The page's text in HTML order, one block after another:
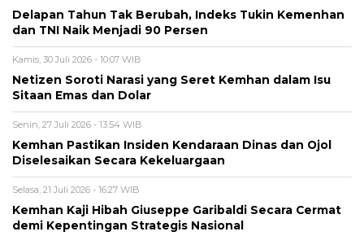
Delapan Tahun Tak Berubah, Indeks Tukin Kemenhan
dan TNI Naik Menjadi 90 Persen
Kamis, 30 Juli 2026 - 10:07 WIB
Netizen Soroti Narasi yang Seret Kemhan dalam Isu
Sitaan Emas dan Dolar
Senin, 27 Juli 2026 - 13:54 WIB
Kemhan Pastikan Insiden Kendaraan Dinas dan Ojol
Diselesaikan Secara Kekeluargaan
Selasa, 21 Juli 2026 - 16:27 WIB
Kemhan Kaji Hibah Giuseppe Garibaldi Secara Cermat
demi Kepentingan Strategis Nasional